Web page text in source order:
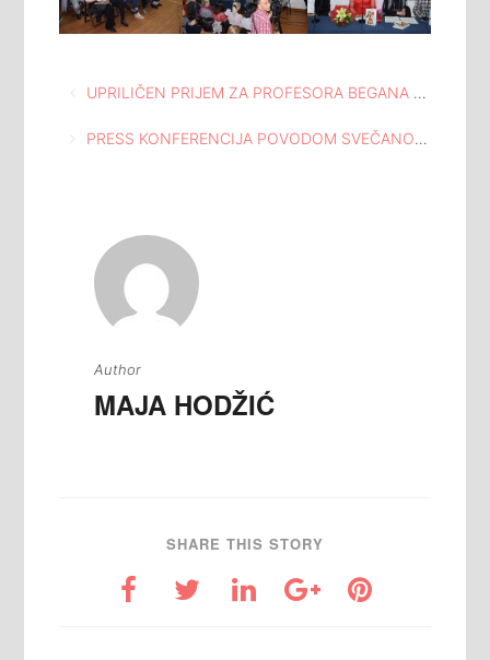
Navigacija
članaka
UPRILIČEN PRIJEM ZA PROFESORA BEGANA TURBIĆA U MEĐUNARODNOJ GALERIJI PORTRETA
PRESS KONFERENCIJA POVODOM SVEČANOG OTVARANJA DVORANE “KALEIDOSKOP”
Author
MAJA HODŽIĆ
SHARE THIS STORY